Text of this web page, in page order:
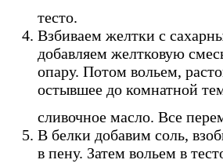
тесто.
Взбиваем желтки с
добавляем желтковую
опару. Потом вольем,
остывшее до комнатной
сливочное масло. Все
В белки добавим соль,
в пену. Затем вольем в